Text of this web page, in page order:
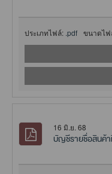
ประเภทไฟล์: .pdf ขนาดไฟ
16 มิ.ย. 68
บัญชีรายชื่อสินค้